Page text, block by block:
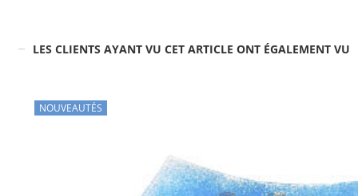
LES CLIENTS AYANT VU CET ARTICLE ONT ÉGALEMENT VU
NOUVEAUTÉS